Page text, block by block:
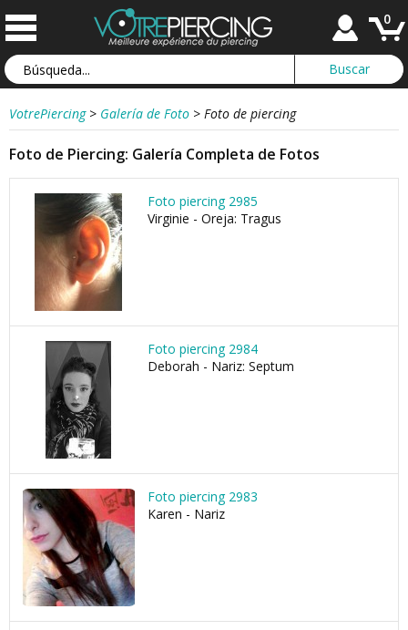
0
VotrePiercing > Galería de Foto > Foto de piercing
Foto de Piercing: Galería Completa de Fotos
Foto piercing 2985
Virginie - Oreja: Tragus
Foto piercing 2984
Deborah - Nariz: Septum
Foto piercing 2983
Karen - Nariz